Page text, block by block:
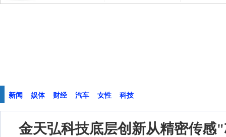
新闻 娱体 财经 汽车 女性 科技
金天弘科技底层创新从精密传